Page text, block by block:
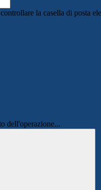
la casella di posta
dell'operazione...